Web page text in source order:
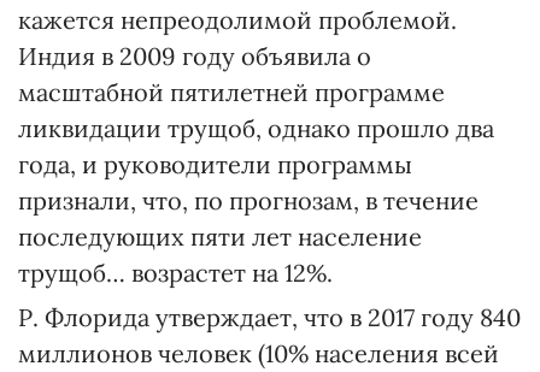
кажется непреодолимой проблемой.
Индия в 2009 году объявила о
масштабной пятилетней программе
ликвидации трущоб, однако прошло два
года, и руководители программы
признали, что, по прогнозам, в течение
последующих пяти лет население
трущоб… возрастет на 12%.
Р. Флорида утверждает, что в 2017 году 840
миллионов человек (10% населения всей